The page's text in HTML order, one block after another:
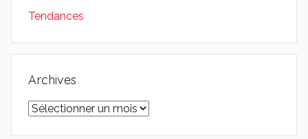
Tendances
Archives
Archives